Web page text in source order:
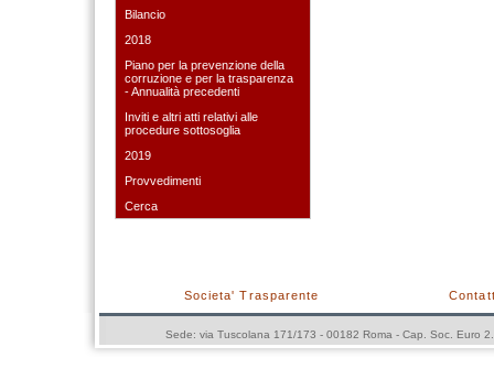
Bilancio
2018
Piano per la prevenzione della
corruzione e per la trasparenza
- Annualità precedenti
Inviti e altri atti relativi alle
procedure sottosoglia
2019
Provvedimenti
Cerca
Societa' Trasparente
Sede: via Tuscolana 171/173 - 00182 Roma - Cap. Soc. Euro